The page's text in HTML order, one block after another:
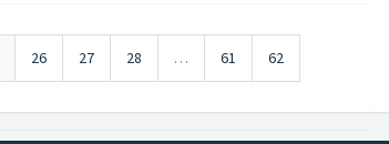
26 27 28 … 61 62